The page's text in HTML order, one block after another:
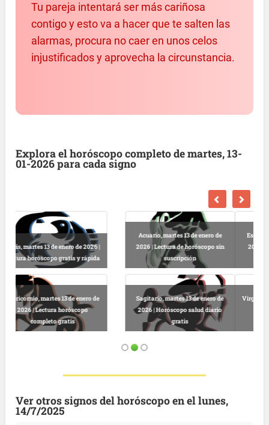
Tu pareja intentará ser más cariñosa
contigo y esto va a hacer que te salten las
alarmas, procura no caer en unos celos
injustificados y aprovecha la circunstancia.
Explora el horóscopo completo de martes, 13-
01-2026 para cada signo
Escorpio, martes 13 de enero de
2026 | Horóscopo gratis hoy y
completo
Libra, martes 13 de enero de 2026 |
Lectura horóscopo online
Virgo, martes 13 de enero de 2026 |
Predicciones astrológicas
gratuitas hoy
Leo, martes 13 de enero de 2026 |
Horóscopo completo y gratuito
Ver otros signos del horóscopo en el lunes,
14/7/2025